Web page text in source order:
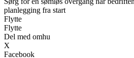
planlegging fra start
Flytte
Flytte
Del med omhu
X
Facebook